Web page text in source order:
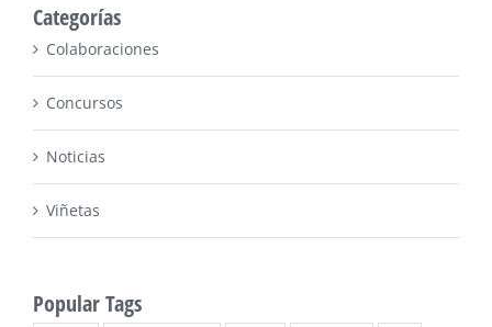
Categorías
Colaboraciones
Concursos
Noticias
Viñetas
Popular Tags